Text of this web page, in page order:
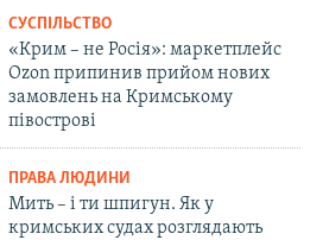
СУСПІЛЬСТВО
«Крим – не Росія»: маркетплейс
Ozon припинив прийом нових
замовлень на Кримському
півострові
ПРАВА ЛЮДИНИ
Мить – і ти шпигун. Як у
кримських судах розглядають